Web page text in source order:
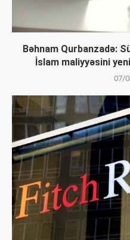
Bəhnam Qurbanzadə:
İslam maliyyəsini
07/